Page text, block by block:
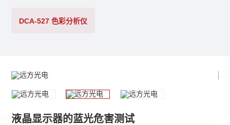
DCA-527 色彩分析仪
液晶显示器的蓝光危害测试